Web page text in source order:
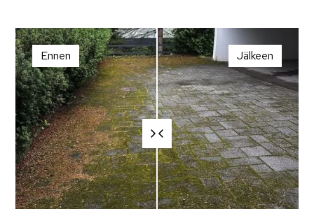
Ennen Jälkeen